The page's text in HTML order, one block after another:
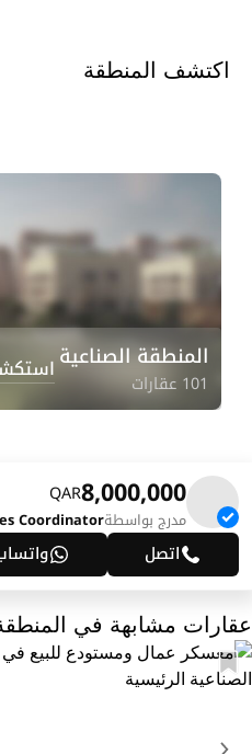
اكتشف المنطقة
المنطقة الصناعية
101 عقارات
8,000,000
QAR
مدرج بواسطةCoordinator
اتصل
عقارات مشابهة في